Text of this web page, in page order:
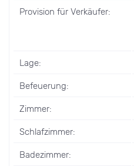
Provision für Verkäufer:
Lage:
Befeuerung:
Zimmer:
Schlafzimmer:
Badezimmer: